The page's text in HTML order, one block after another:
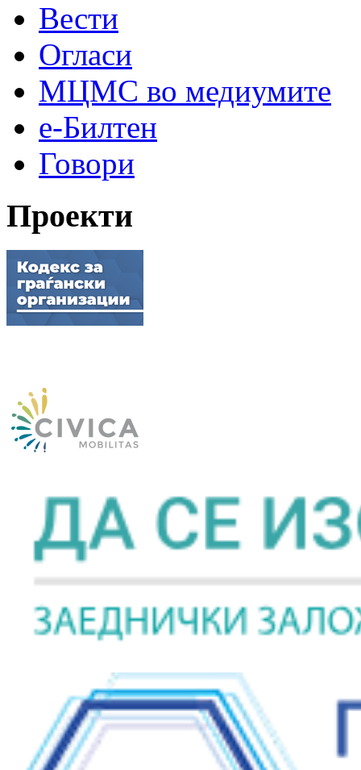
Вести
Огласи
МЦМС во медиумите
е-Билтен
Говори
Проекти